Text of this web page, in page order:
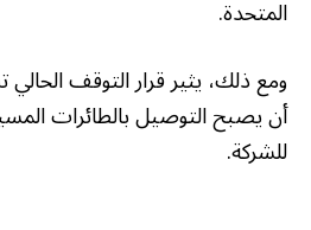
المتحدة.
ومع ذلك، يثير قرار التوقف
أن يصبح التوصيل بالطائرات
للشركة.